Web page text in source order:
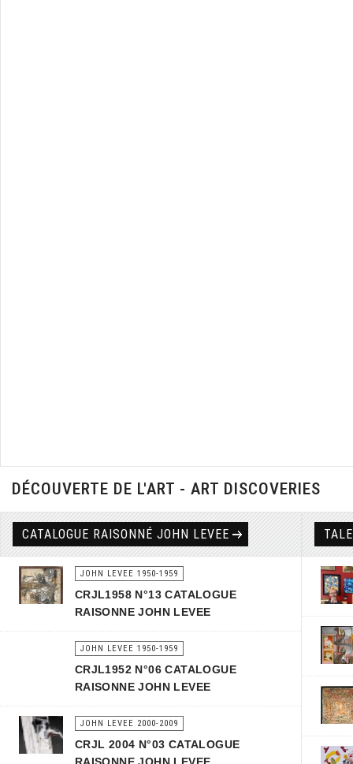
DÉCOUVERTE DE L'ART - ART DISCOVERIES
CATALOGUE RAISONNÉ JOHN LEVEE
JOHN LEVEE 1950-1959
CRJL1958 N°13 CATALOGUE
RAISONNE JOHN LEVEE
JOHN LEVEE 1950-1959
CRJL1952 N°06 CATALOGUE
RAISONNE JOHN LEVEE
JOHN LEVEE 2000-2009
CRJL 2004 N°03 CATALOGUE